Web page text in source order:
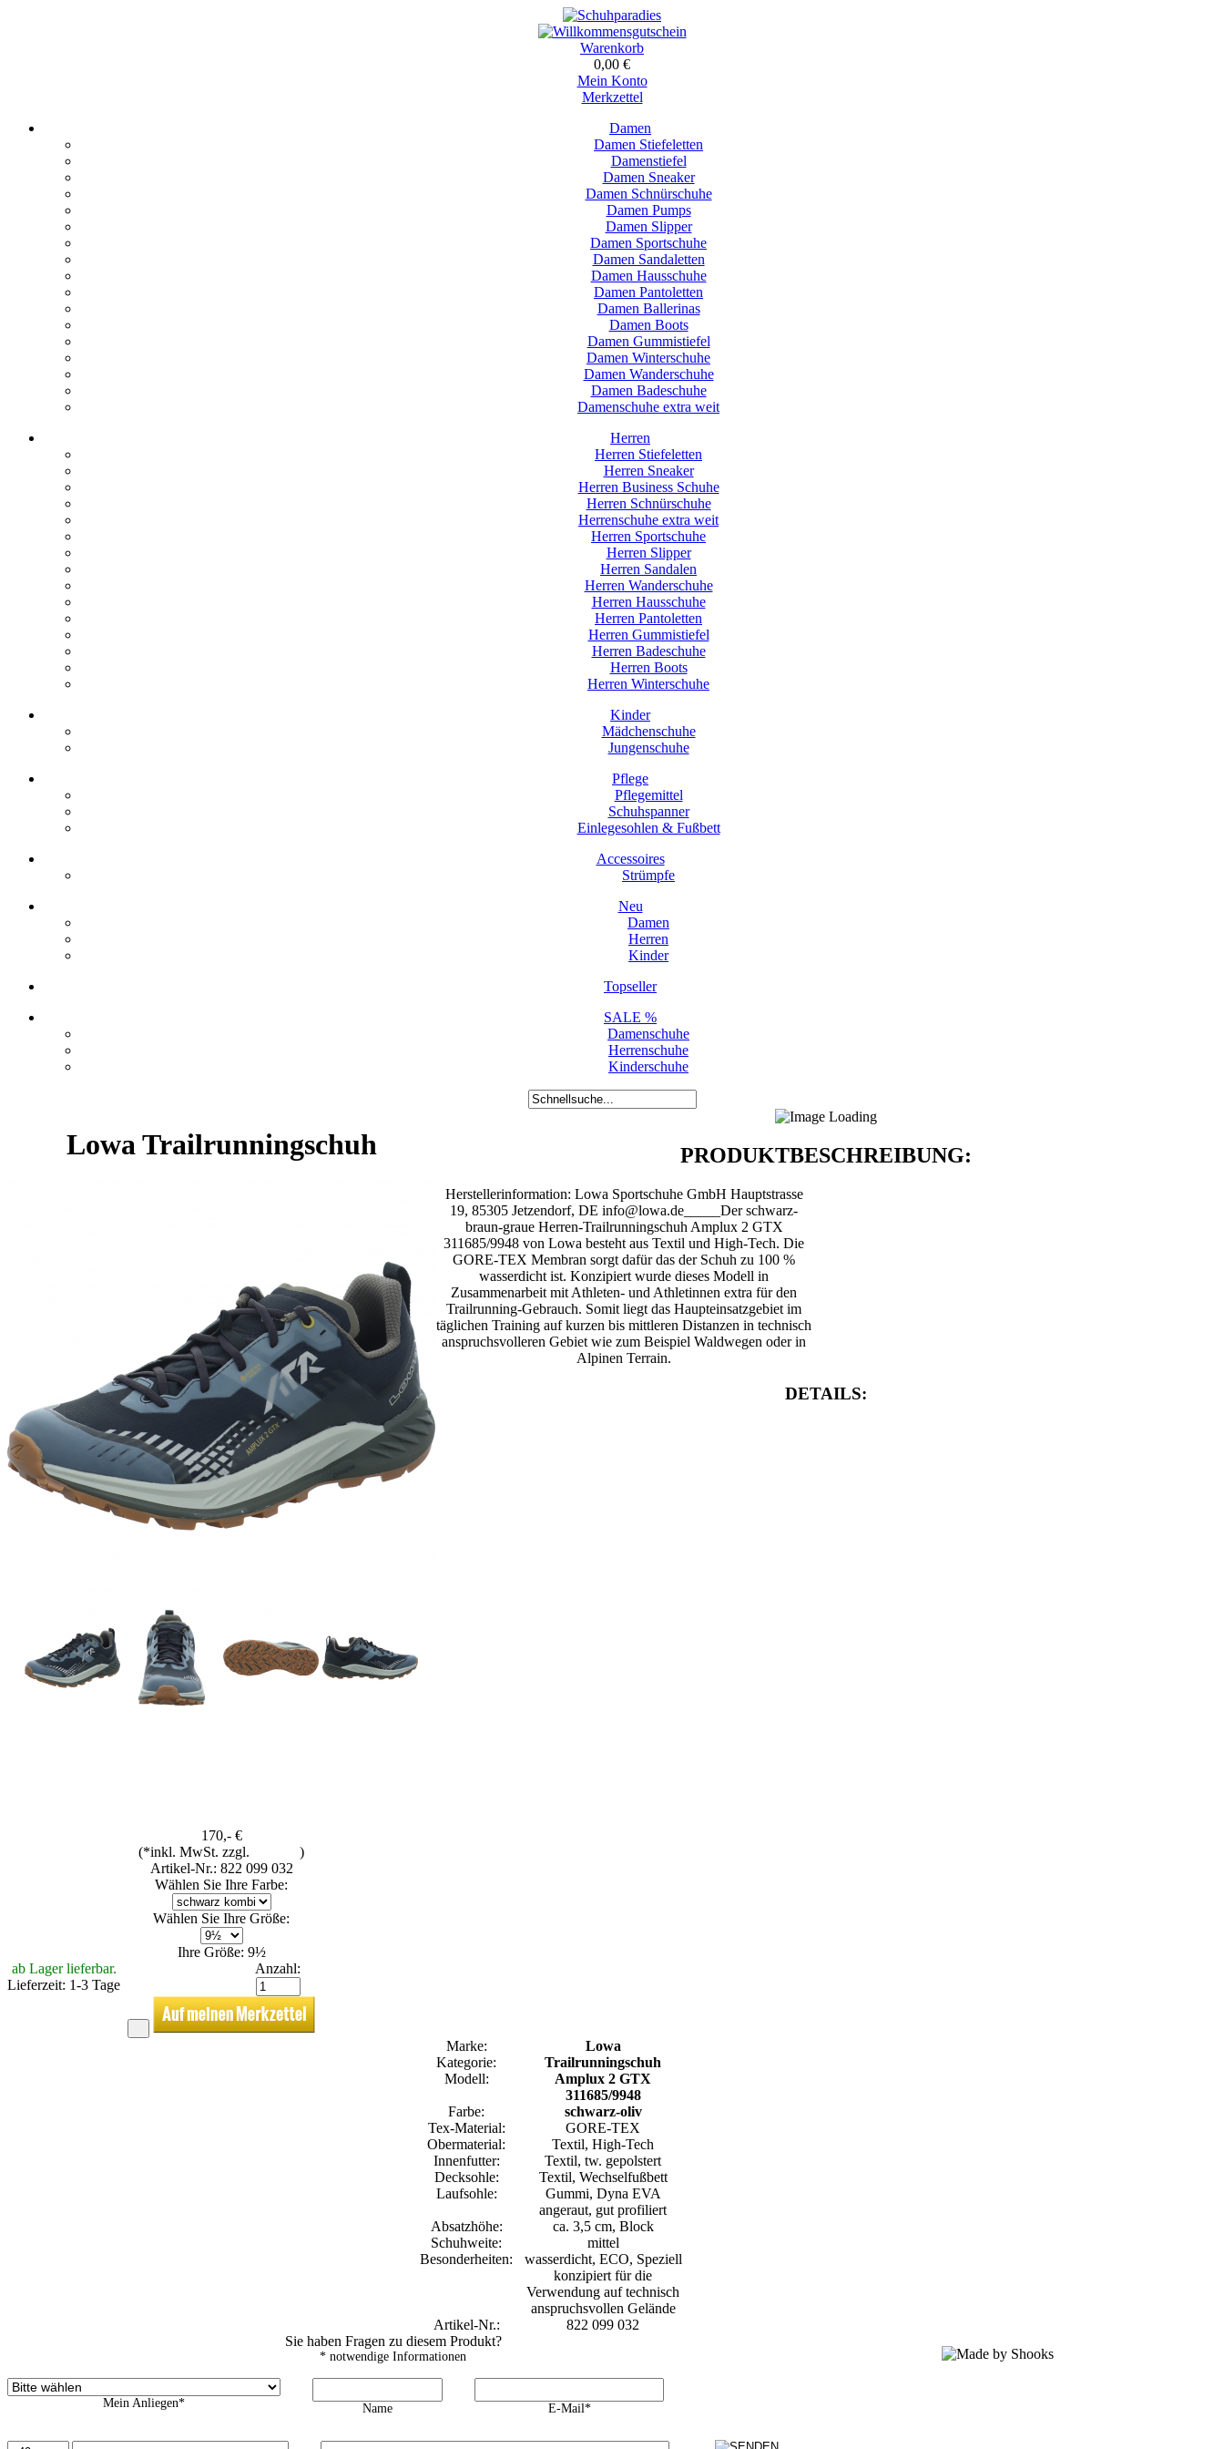
Warenkorb
0,00 €
Mein Konto
Merkzettel
Damen
Damen Stiefeletten
Damenstiefel
Damen Sneaker
Damen Schnürschuhe
Damen Pumps
Damen Slipper
Damen Sportschuhe
Damen Sandaletten
Damen Hausschuhe
Damen Pantoletten
Damen Ballerinas
Damen Boots
Damen Gummistiefel
Damen Winterschuhe
Damen Wanderschuhe
Damen Badeschuhe
Damenschuhe extra weit
Herren
Herren Stiefeletten
Herren Sneaker
Herren Business Schuhe
Herren Schnürschuhe
Herrenschuhe extra weit
Herren Sportschuhe
Herren Slipper
Herren Sandalen
Herren Wanderschuhe
Herren Hausschuhe
Herren Pantoletten
Herren Gummistiefel
Herren Badeschuhe
Herren Boots
Herren Winterschuhe
Kinder
Mädchenschuhe
Jungenschuhe
Pflege
Pflegemittel
Schuhspanner
Einlegesohlen & Fußbett
Accessoires
Strümpfe
Neu
Damen
Herren
Kinder
Topseller
SALE %
Damenschuhe
Herrenschuhe
Kinderschuhe
Lowa Trailrunningschuh
170,- €
(*inkl. MwSt. zzgl.
)
Artikel-Nr.: 822 099 032
Wählen Sie Ihre Farbe:
Wählen Sie Ihre Größe:
Ihre Größe: 9½
ab Lager lieferbar.
Lieferzeit: 1-3 Tage
Anzahl:
PRODUKTBESCHREIBUNG:
Herstellerinformation: Lowa Sportschuhe GmbH Hauptstrasse
19, 85305 Jetzendorf, DE info@lowa.de_____Der schwarz-
braun-graue Herren-Trailrunningschuh Amplux 2 GTX
311685/9948 von Lowa besteht aus Textil und High-Tech. Die
GORE-TEX Membran sorgt dafür das der Schuh zu 100 %
wasserdicht ist. Konzipiert wurde dieses Modell in
Zusammenarbeit mit Athleten- und Athletinnen extra für den
Trailrunning-Gebrauch. Somit liegt das Haupteinsatzgebiet im
täglichen Training auf kurzen bis mittleren Distanzen in technisch
anspruchsvolleren Gebiet wie zum Beispiel Waldwegen oder in
Alpinen Terrain.
DETAILS:
Marke:
Lowa
Kategorie:
Trailrunningschuh
Modell:
Amplux 2 GTX
311685/9948
Farbe:
schwarz-oliv
Tex-Material:
GORE-TEX
Obermaterial:
Textil, High-Tech
Innenfutter:
Textil, tw. gepolstert
Decksohle:
Textil, Wechselfußbett
Laufsohle:
Gummi, Dyna EVA
angeraut, gut profiliert
Absatzhöhe:
ca. 3,5 cm, Block
Schuhweite:
mittel
Besonderheiten:
wasserdicht, ECO, Speziell
konzipiert für die
Verwendung auf technisch
anspruchsvollen Gelände
Artikel-Nr.:
822 099 032
Sie haben Fragen zu diesem Produkt?
* notwendige Informationen
Mein Anliegen* Name E-Mail*